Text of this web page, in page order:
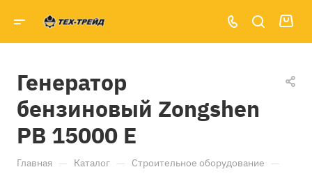
Генератор
бензиновый Zongshen
PB 15000 E
Главная — Каталог — Строительное оборудование —